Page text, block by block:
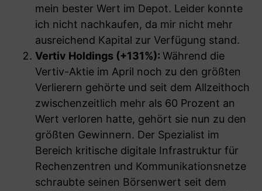
mein bester Wert im Depot. Leider konnte
ich nicht nachkaufen, da mir nicht mehr
ausreichend Kapital zur Verfügung stand.
Vertiv Holdings (+131%): Während die
Vertiv-Aktie im April noch zu den größten
Verlierern gehörte und seit dem Allzeithoch
zwischenzeitlich mehr als 60 Prozent an
Wert verloren hatte, gehört sie nun zu den
größten Gewinnern. Der Spezialist im
Bereich kritische digitale Infrastruktur für
Rechenzentren und Kommunikationsnetze
schraubte seinen Börsenwert seit dem